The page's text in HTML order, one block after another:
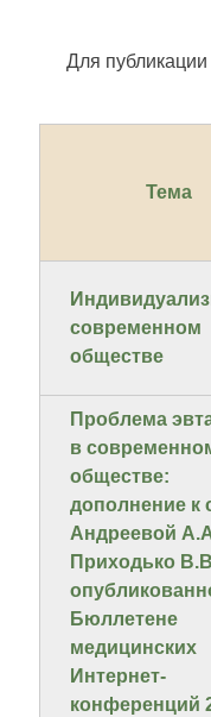
Для
Тема
современном
обществе
Проблема
в
обществе:
дополнение к
Андреевой
Приходько
Бюллетене
медицинских
Интернет-
конференций